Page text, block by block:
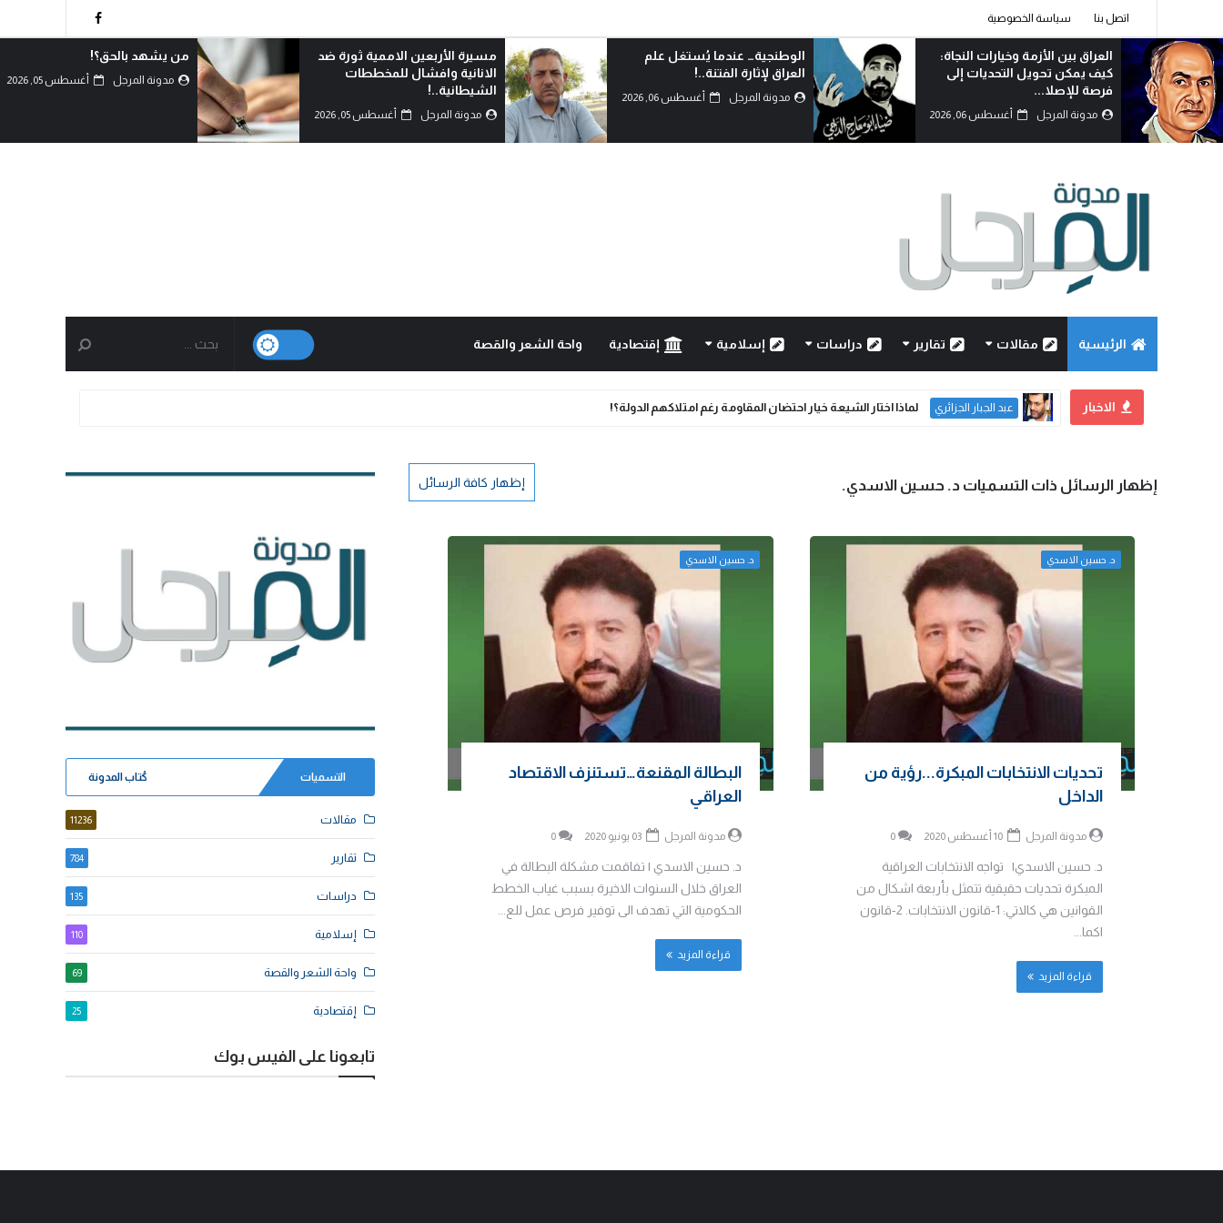
اتصل بنا سياسة الخصوصية
العراق بين الأزمة وخيارات النجاة:
كيف يمكن تحويل التحديات إلى
فرصة للإصلا...
مدونة المرجل أغسطس 06, 2026
الوطنجية… عندما يُستغل علم
العراق لإثارة الفتنة..!
مدونة المرجل أغسطس 06, 2026
مسيرة الأربعين الاممية ثورة ضد
الانانية وافشال للمخططات
الشيطانية..!
مدونة المرجل أغسطس 05, 2026
من يشهد بالحق؟!
مدونة المرجل أغسطس 05, 2026
الرئيسية مقالات تقارير دراسات إسلامية إقتصادية واحة الشعر والقصة
الاخبار عبد الجبار الجزائري لماذا اختار الشيعة خيار احتضان المقاومة رغم امتلاكهم الدولة؟!
‏إظهار الرسائل ذات التسميات د. حسين الاسدي. إظهار كافة الرسائل
د. حسين الاسدي
تحديات الانتخابات المبكرة...رؤية من
الداخل
مدونة المرجل 0
د. حسين الاسدي| تواجه الانتخابات العراقية
المبكرة تحديات حقيقية تتمثل بأربعة اشكال من
القوانين هي كالاتي: 1-قانون الانتخابات. 2-قانون
اكما...
قراءة المزيد
د. حسين الاسدي
البطالة المقنعة…تستنزف الاقتصاد
العراقي
مدونة المرجل 03 يونيو 2020 0
د. حسين الاسدي | تفاقمت مشكلة البطالة في
العراق خلال السنوات الاخيرة بسبب غياب الخطط
الحكومية التي تهدف الى توفير فرص عمل للع...
قراءة المزيد
التسميات كُتاب المدونة
مقالات 11236
تقارير 784
دراسات 135
إسلامية 110
واحة الشعر والقصة 69
إقتصادية 25
تابعونا على الفيس بوك